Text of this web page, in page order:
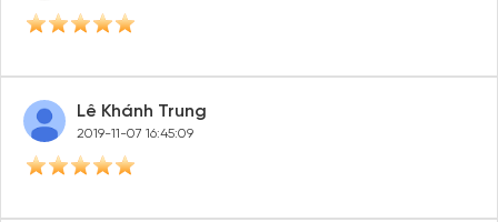
Lê Khánh Trung
2019-11-07 16:45:09